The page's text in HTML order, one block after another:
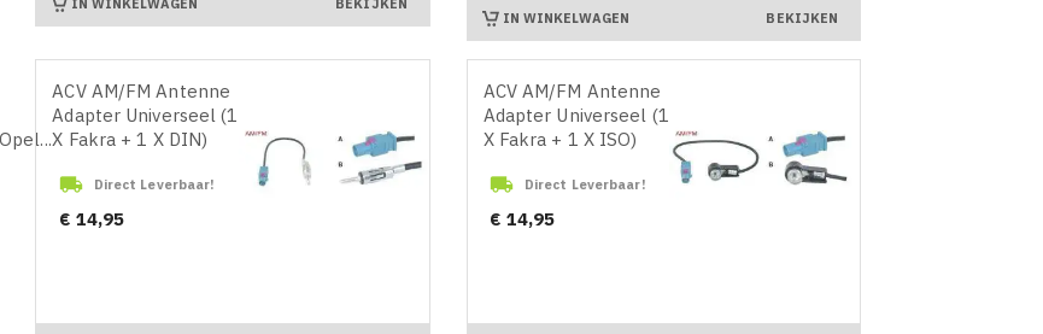
IN WINKELWAGEN BEKIJKEN
IN WINKELWAGEN BEKIJKEN
ACV AM/FM Antenne
Adapter Universeel (1
X Fakra + 1 X DIN)
 Direct Leverbaar!
Prijs
€ 14,95
ACV AM/FM Antenne
Adapter Universeel (1
X Fakra + 1 X ISO)
 Direct Leverbaar!
Prijs
€ 14,95